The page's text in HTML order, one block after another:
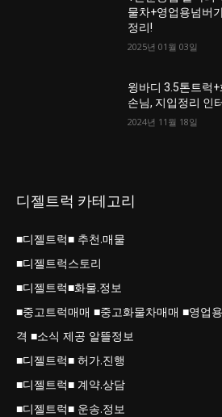
물차+영업용넘버
정리!
2025년 01월 03일
윙바디 3.5톤트럭
손님, 지입정리 인
2024년 11월 18일
디젤트럭 카테고리
■디젤트럭■ 추천.매물
■디젤트럭스토리
■디젤트럭■화물.정보
■중고트럭매매 ■중고화물차매매 ■영업
격 ■소식 제공 알뜰정보
■디젤트럭■ 허가.진행
■디젤트럭■ 계약.상담
■디젤트럭■ 운송.정보